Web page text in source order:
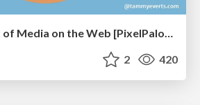
The Hidden Cost of Media on the Web [PixelPalooza 2025]
2 420